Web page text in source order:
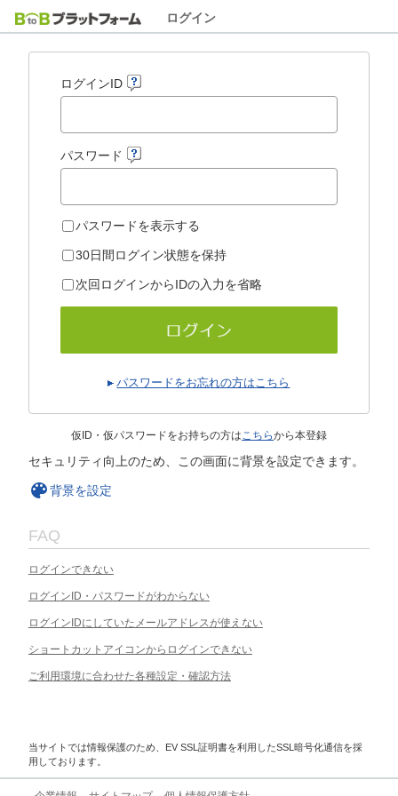
ログイン
ログインID
パスワード
パスワードを表示する
30日間ログイン状態を保持
次回ログインからIDの入力を省略
パスワードをお忘れの方はこちら
仮ID・仮パスワードをお持ちの方はこちらから本登録
セキュリティ向上のため、この画面に背景を設定できます。
背景を設定
FAQ
ログインできない
ログインID・パスワードがわからない
ログインIDにしていたメールアドレスが使えない
ショートカットアイコンからログインできない
ご利用環境に合わせた各種設定・確認方法
当サイトでは情報保護のため、EV SSL証明書を利用したSSL暗号化通信を採
用しております。